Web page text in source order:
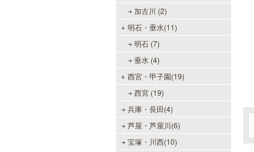
加古川 (2)
明石・垂水(11)
明石 (7)
垂水 (4)
西宮・甲子園(19)
西宮 (19)
兵庫・長田(4)
芦屋・芦屋川(6)
宝塚・川西(10)